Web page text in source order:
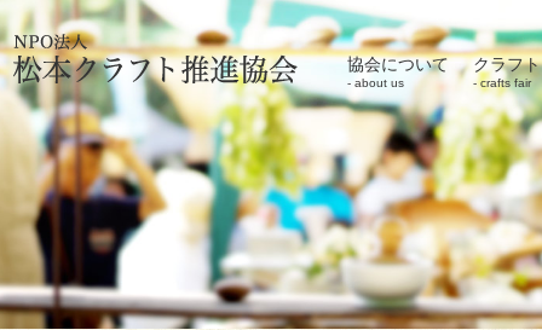
協会について
about us
クラフ
crafts fair